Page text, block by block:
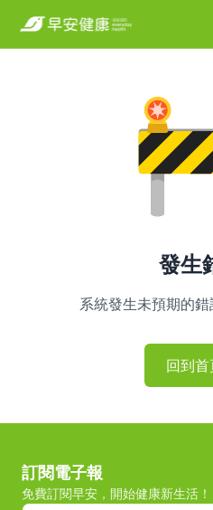
發生
系統發生未預期的錯
回到
訂閱電子報
免費訂閱早安，開始健康新生活！